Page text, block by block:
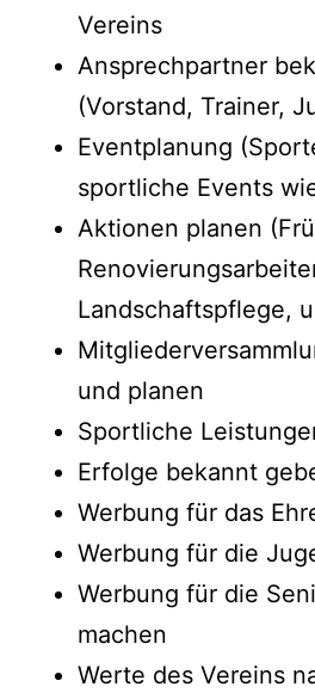
Vereins
Ansprechpartner
(Vorstand, Trainer,
Eventplanung
sportliche Events
Aktionen planen
Landschaftspflege,
und planen
Sportliche
Erfolge bekannt
Werbung für das
Werbung für die
Werbung für die
machen
Werte des Vereins